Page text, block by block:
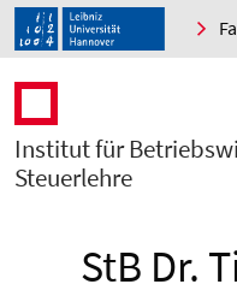
Institut für
Steuerlehre
StB Dr.